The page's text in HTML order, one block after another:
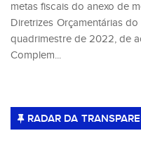
metas fiscais do anexo de
Diretrizes Orçamentárias
quadrimestre de 2022, de
Complem...
RADAR DA